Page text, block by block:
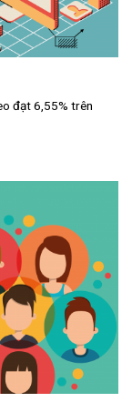
đạt 6,55% trên